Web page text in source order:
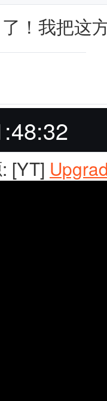
！我把这
[YT]